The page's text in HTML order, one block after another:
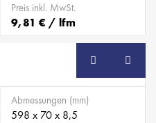
Preis inkl. MwSt.
9,81 € / lfm
SB
Abmessungen (mm)
598 x 70 x 8,5